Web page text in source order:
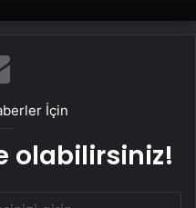
İçin
olabilirsiniz!